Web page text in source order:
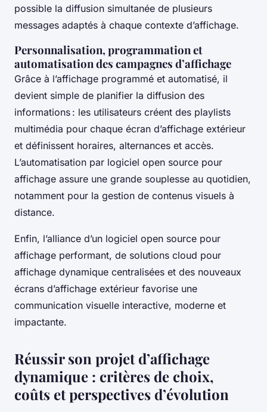
possible la diffusion simultanée de plusieurs
messages adaptés à chaque contexte d’affichage.
Personnalisation, programmation et
automatisation des campagnes d’affichage
Grâce à l’affichage programmé et automatisé, il
devient simple de planifier la diffusion des
informations : les utilisateurs créent des playlists
multimédia pour chaque écran d’affichage extérieur
et définissent horaires, alternances et accès.
L’automatisation par logiciel open source pour
affichage assure une grande souplesse au quotidien,
notamment pour la gestion de contenus visuels à
distance.
Enfin, l’alliance d’un logiciel open source pour
affichage performant, de solutions cloud pour
affichage dynamique centralisées et des nouveaux
écrans d’affichage extérieur favorise une
communication visuelle interactive, moderne et
impactante.
Réussir son projet d’affichage
dynamique : critères de choix,
coûts et perspectives d’évolution